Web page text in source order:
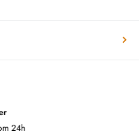
Ångrat dig? Inga problem!